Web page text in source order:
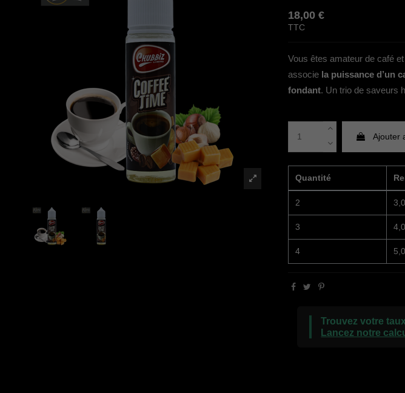
18,00 €
TTC
Vous êtes amateur de café
associe la puissance d’un
fondant. Un trio de saveurs
Ajouter
Quantité
2
3
4
Trouvez votre
Lancez notre